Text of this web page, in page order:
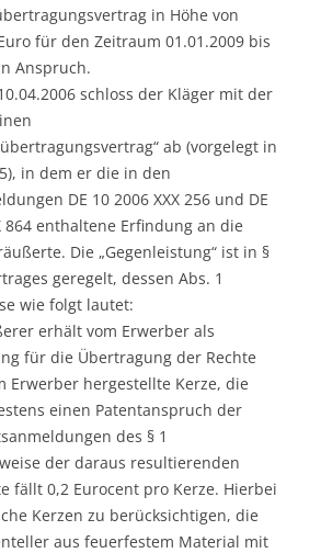
in Höhe von
für den Zeitraum 01.01.2009 bis
Anspruch.
schloss der Kläger mit der
ab (vorgelegt in
in dem er die in den
DE 10 2006 XXX 256 und DE
864 enthaltene Erfindung an die
Die „Gegenleistung“ ist in §
geregelt, dessen Abs. 1
wie folgt lautet:
erhält vom Erwerber als
für die Übertragung der Rechte
Erwerber hergestellte Kerze, die
einen Patentanspruch der
des § 1
der daraus resultierenden
fällt 0,2 Eurocent pro Kerze. Hierbei
Kerzen zu berücksichtigen, die
aus feuerfestem Material mit